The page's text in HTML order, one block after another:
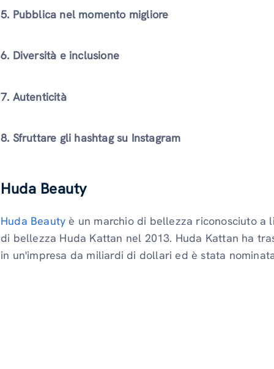
5. Pubblica nel momento migliore
6. Diversità e inclusione
7. Autenticità
8. Sfruttare gli hashtag su Instagram
Huda Beauty
Huda Beauty è un marchio di bellezza riconosciuto
di bellezza Huda Kattan nel 2013. Huda Kattan ha
in un'impresa da miliardi di dollari ed è stata